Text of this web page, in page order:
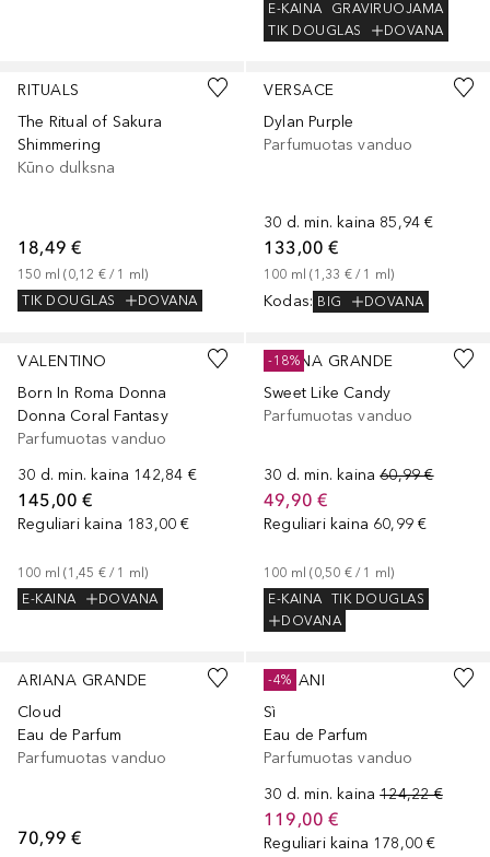
E-KAINA
GRAVIRUOJAMA
TIK DOUGLAS
DOVANA
RITUALS
The Ritual of Sakura
Shimmering
Kūno dulksna
18,49 €
150 ml (0,12 € / 1 ml)
TIK DOUGLAS
DOVANA
VERSACE
Dylan Purple
Parfumuotas vanduo
30 d. min. kaina 85,94 €
133,00 €
100 ml (1,33 € / 1 ml)
Kodas: BIG DOVANA
VALENTINO
Born In Roma Donna
Donna Coral Fantasy
Parfumuotas vanduo
30 d. min. kaina 142,84 €
145,00 €
Reguliari kaina 183,00 €
100 ml (1,45 € / 1 ml)
E-KAINA
DOVANA
ARIANA GRANDE
Sweet Like Candy
Parfumuotas vanduo
30 d. min. kaina 60,99 €
49,90 €
Reguliari kaina 60,99 €
100 ml (0,50 € / 1 ml)
E-KAINA
TIK DOUGLAS
DOVANA
-18%
ARIANA GRANDE
Cloud
Eau de Parfum
Parfumuotas vanduo
70,99 €
ARMANI
Sì
Eau de Parfum
Parfumuotas vanduo
30 d. min. kaina 124,22 €
119,00 €
Reguliari kaina 178,00 €
-4%